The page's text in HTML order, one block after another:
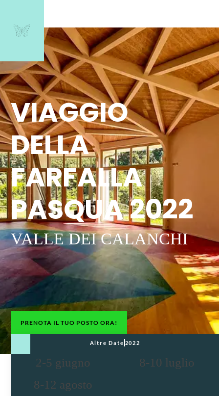
VIAGGIO
DELLA
FARFALLA
PASQUA 2022
VALLE DEI CALANCHI
PRENOTA IL TUO POSTO ORA!
Altre Date 2022
2-5 giugno
8-10 luglio
8-12 agosto